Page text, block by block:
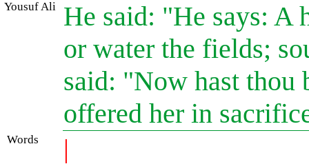
Yousuf Ali
He said: "He says: A
or water the fields;
said: "Now hast thou
offered her in
Words |